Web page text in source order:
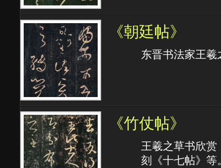
《朝廷帖》
东晋书法家王
《竹仗帖》
王羲之草书欣赏
刻《十七帖》等